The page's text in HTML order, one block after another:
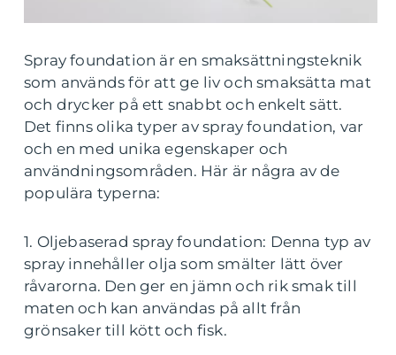
Spray foundation är en smaksättningsteknik
som används för att ge liv och smaksätta mat
och drycker på ett snabbt och enkelt sätt.
Det finns olika typer av spray foundation, var
och en med unika egenskaper och
användningsområden. Här är några av de
populära typerna:
1. Oljebaserad spray foundation: Denna typ av
spray innehåller olja som smälter lätt över
råvarorna. Den ger en jämn och rik smak till
maten och kan användas på allt från
grönsaker till kött och fisk.